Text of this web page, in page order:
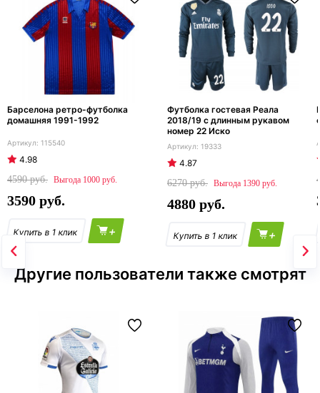
Барселона ретро-футболка
домашняя 1991-1992
115540
4.98
4590
1000
3590
+
Футболка гостевая Реала
2018/19 с длинным рукавом
номер 22 Иско
19333
4.87
6270
1390
4880
+
Другие пользователи также смотрят